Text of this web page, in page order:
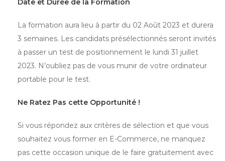
Date et Durée de la Formation
La formation aura lieu à partir du 02 Août 2023 et durera
3 semaines. Les candidats présélectionnés seront invités
à passer un test de positionnement le lundi 31 juillet
2023. N’oubliez pas de vous munir de votre ordinateur
portable pour le test.
Ne Ratez Pas cette Opportunité !
Si vous répondez aux critères de sélection et que vous
souhaitez vous former en E-Commerce, ne manquez
pas cette occasion unique de le faire gratuitement avec